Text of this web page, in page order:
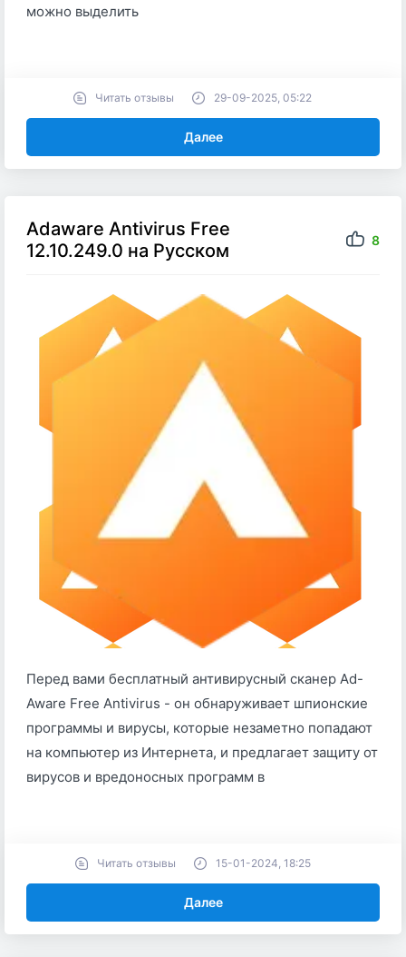
можно выделить
Далее
Читать отзывы 29-09-2025, 05:22
Adaware Antivirus Free
12.10.249.0 на Русском
8
Перед вами бесплатный антивирусный сканер Ad-
Aware Free Antivirus - он обнаруживает шпионские
программы и вирусы, которые незаметно попадают
на компьютер из Интернета, и предлагает защиту от
вирусов и вредоносных программ в
Далее
Читать отзывы 15-01-2024, 18:25